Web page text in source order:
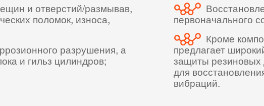
и отверстий/размывав,
поломок, износа,
разрушения, а
и гильз цилиндров;
первоначального
Кроме
предлагает
защиты резиновых
для
вибраций.